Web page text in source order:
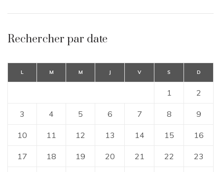
Rechercher par date
L M M J V S D
1 2
3 4 5 6 7 8 9
10 11 12 13 14 15 16
17 18 19 20 21 22 23